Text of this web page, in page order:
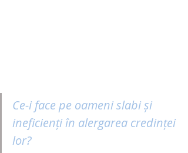
Ce-i face pe oameni slabi și
ineficienți în alergarea credinței
lor?